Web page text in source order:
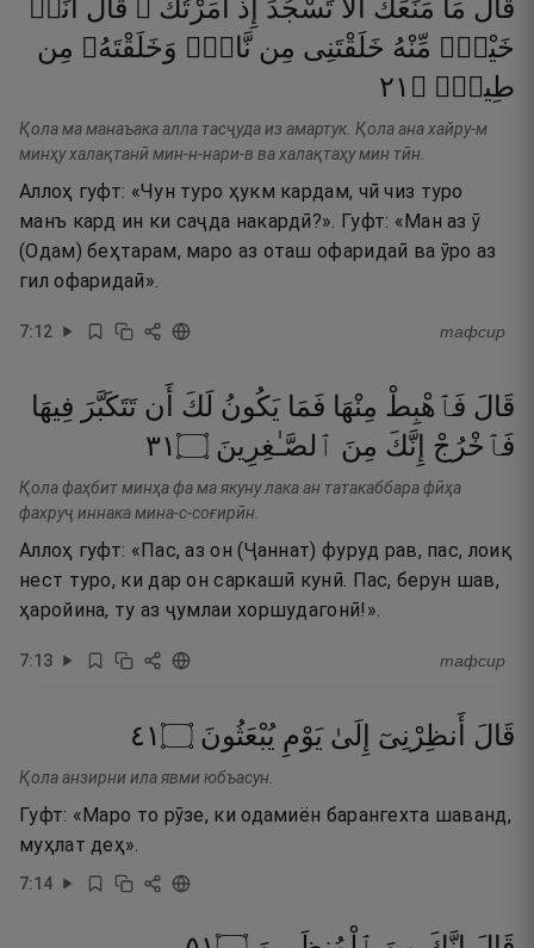
قَالَ مَا مَنَعَكَ أَلَّا تَسْجُدَ إِذْ أَمَرْتُكَ ۖ قَالَ أَنَا۠
خَيْرٌۭ مِّنْهُ خَلَقْتَنِى مِن نَّارٍۢ وَخَلَقْتَهُۥ مِن
طِينٍۢ ۝ ١٢
Қола ма манаъака алла тасҷуда из амартук. Қола ана хайру-м
минҳу халақтанӣ мин-н-нари-в ва халақтаҳу мин тӣн.
Аллоҳ гуфт: «Чун туро ҳукм кардам, чӣ чиз туро
манъ кард ин ки саҷда накардӣ?». Гуфт: «Ман аз ӯ
(Одам) беҳтарам, маро аз оташ офаридаӣ ва ӯро аз
гил офаридаӣ».
7:12 тафсир
قَالَ فَٱهْبِطْ مِنْهَا فَمَا يَكُونُ لَكَ أَن تَتَكَبَّرَ فِيهَا
فَٱخْرُجْ إِنَّكَ مِنَ ٱلصَّـٰغِرِينَ ۝١٣
Қола фаҳбит минҳа фа ма якуну лака ан татакаббара фӣҳа
фахруҷ иннака мина-с-соғирӣн.
Аллоҳ гуфт: «Пас, аз он (Ҷаннат) фуруд рав, пас, лоиқ
нест туро, ки дар он саркашӣ кунӣ. Пас, берун шав,
ҳаройина, ту аз ҷумлаи хоршудагонӣ!».
7:13 тафсир
قَالَ أَنظِرْنِىٓ إِلَىٰ يَوْمِ يُبْعَثُونَ ۝١٤
Қола анзирни ила явми юбъасун.
Гуфт: «Маро то рӯзе, ки одамиён барангехта шаванд,
муҳлат деҳ».
7:14